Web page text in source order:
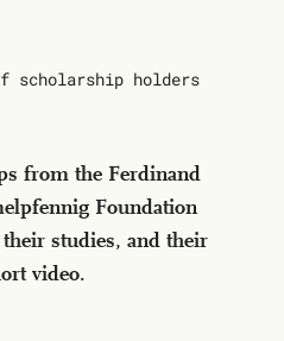
scholarship holders
from the Ferdinand
Foundation
studies, and their
video.